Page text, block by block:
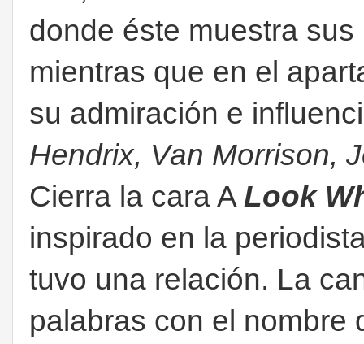
donde éste muestra
mientras que en el
su admiración e
Hendrix, Van Morrison,
Cierra la cara A Look
inspirado en la
tuvo una relación. La
palabras con el nombre